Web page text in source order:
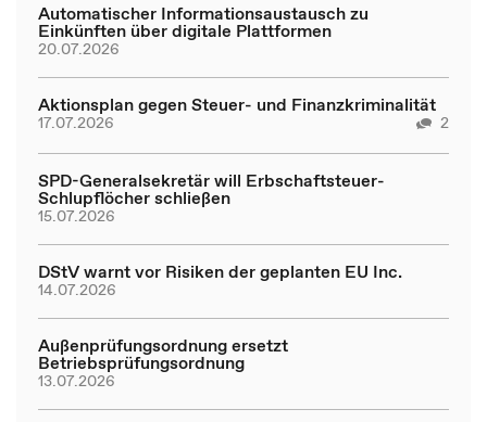
Automatischer Informationsaustausch zu
Einkünften über digitale Plattformen
20.07.2026
Aktionsplan gegen Steuer- und Finanzkriminalität
17.07.2026 2
SPD-Generalsekretär will Erbschaftsteuer-
Schlupflöcher schließen
15.07.2026
DStV warnt vor Risiken der geplanten EU Inc.
14.07.2026
Außenprüfungsordnung ersetzt
Betriebsprüfungsordnung
13.07.2026